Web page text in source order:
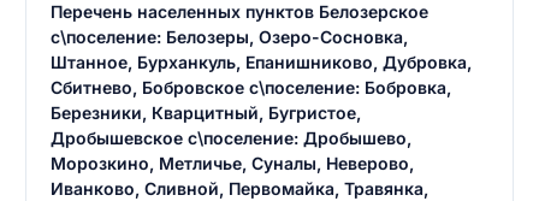
Перечень населенных пунктов Белозерское
с\поселение: Белозеры, Озеро-Сосновка,
Штанное, Бурханкуль, Епанишниково, Дубровка,
Сбитнево, Бобровское с\поселение: Бобровка,
Березники, Кварцитный, Бугристое,
Дробышевское с\поселение: Дробышево,
Морозкино, Метличье, Суналы, Неверово,
Иванково, Сливной, Первомайка, Травянка,